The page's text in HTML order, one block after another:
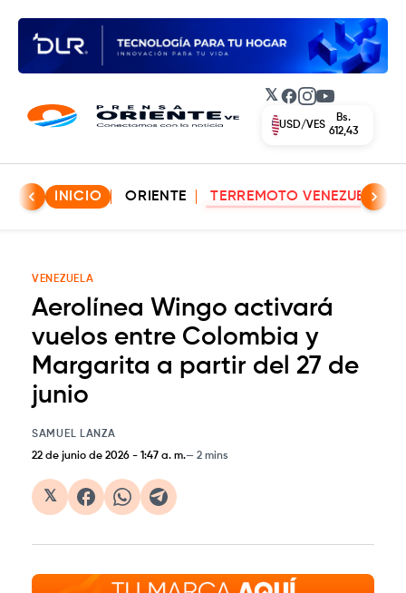
𝕏 Facebook
Instagram
YouTube
USD/VES
Bs.
612,43
INICIO ORIENTE TERREMOTO VENEZUELA
VENEZUELA
Aerolínea Wingo activará
vuelos entre Colombia y
Margarita a partir del 27 de
junio
SAMUEL LANZA
22 de junio de 2026 - 1:47 a. m. 2 mins
𝕏